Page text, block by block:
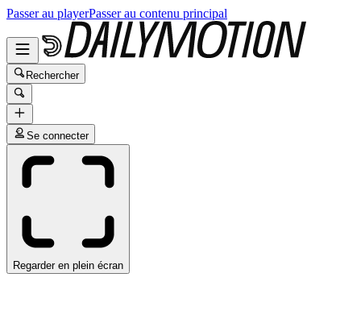
Passer au playerPasser au contenu principal
Rechercher
Se connecter
Regarder en plein écran